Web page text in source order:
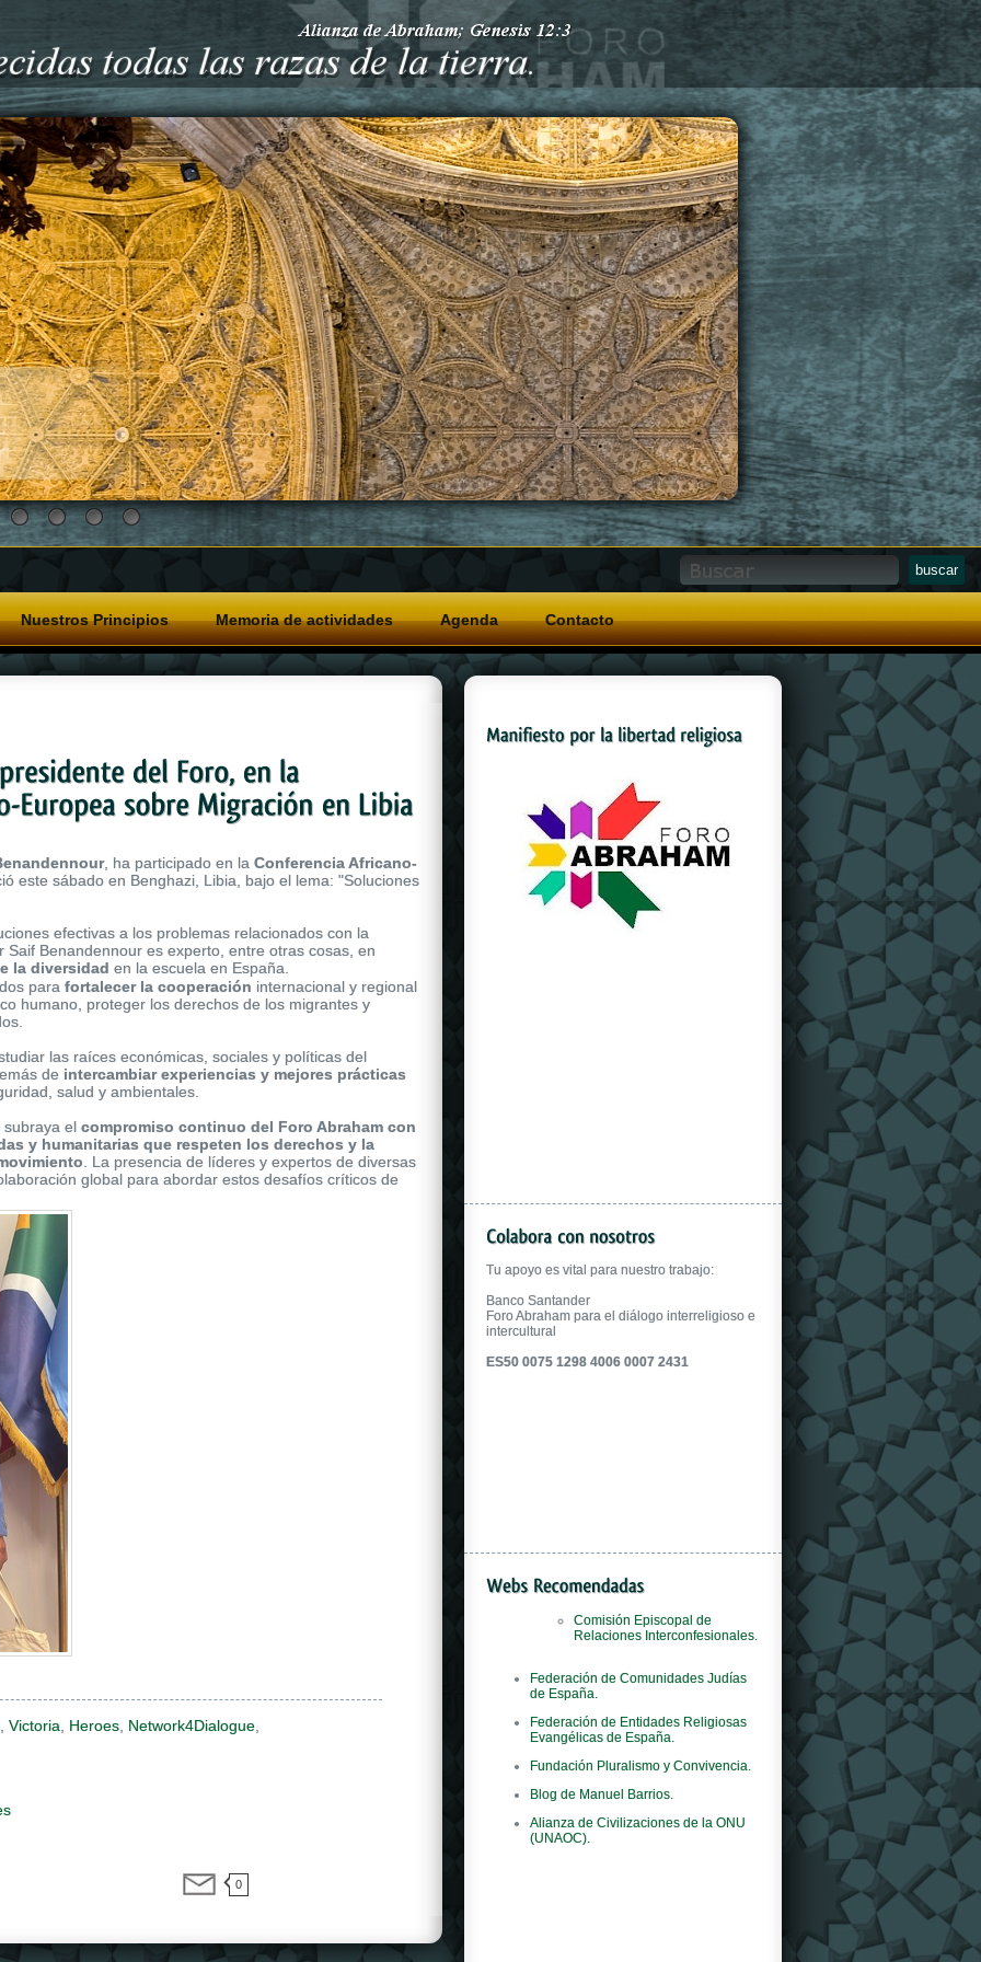
Nuestros Principios Memoria de actividades Agenda Contacto
, ha participado en la Conferencia Africano-
este sábado en Benghazi, Libia, bajo el lema: "Soluciones
efectivas a los problemas relacionados con la
Benandennour es experto, entre otras cosas, en
la diversidad en la escuela en España.
by a self-winding mechanical movement.
para fortalecer la cooperación internacional y regional
humano, proteger los derechos de los migrantes y
las raíces económicas, sociales y políticas del
de intercambiar experiencias y mejores prácticas
salud y ambientales.
subraya el compromiso continuo del Foro Abraham con
y humanitarias que respeten los derechos y la
. La presencia de líderes y expertos de diversas
global para abordar estos desafíos críticos de
Victoria Heroes Network4Dialogue
0
Tu apoyo es vital para nuestro trabajo:
Banco Santander
Foro Abraham para el diálogo interreligioso e
intercultural
ES50 0075 1298 4006 0007 2431
Comisión Episcopal de
Relaciones Interconfesionales.
del marchio ad adottare questo concept
innovativo.
Federación de Comunidades Judías
de España.
Federación de Entidades Religiosas
Evangélicas de España.
Fundación Pluralismo y Convivencia.
Blog de Manuel Barrios.
Alianza de Civilizaciones de la ONU
(UNAOC).